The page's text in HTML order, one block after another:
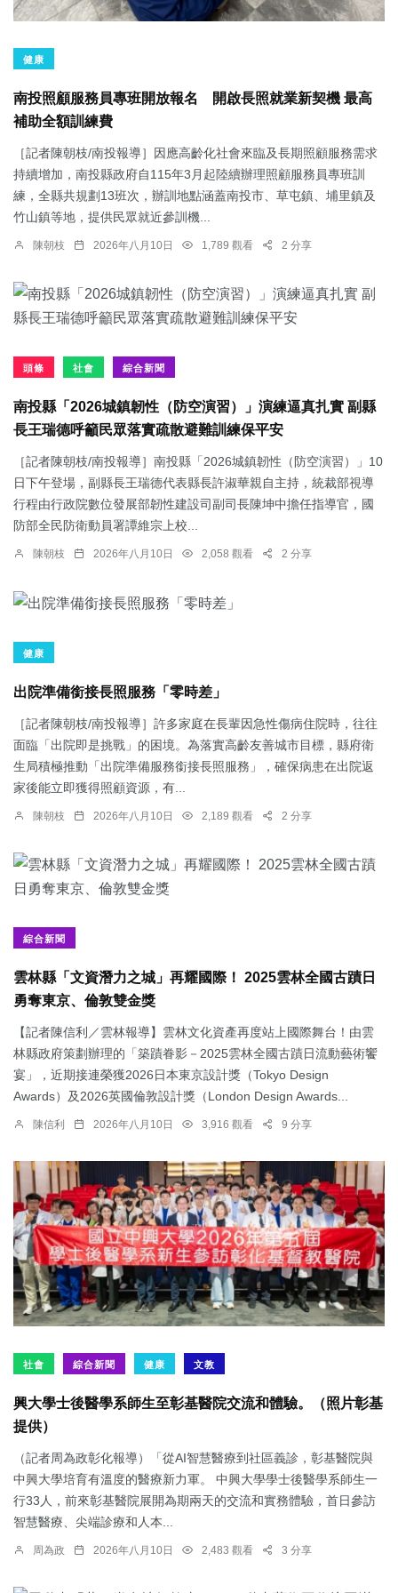
健康
南投照顧服務員專班開放報名 開啟長照就業新契機 最高
補助全額訓練費
［記者陳朝枝/南投報導］因應高齡化社會來臨及長期照顧服務需求
持續增加，南投縣政府自115年3月起陸續辦理照顧服務員專班訓
練，全縣共規劃13班次，辦訓地點涵蓋南投市、草屯鎮、埔里鎮及
竹山鎮等地，提供民眾就近參訓機...
陳朝枝 2026年八月10日 1,789 觀看 2 分享
頭條 社會 綜合新聞
南投縣「2026城鎮韌性（防空演習）」演練逼真扎實 副縣
長王瑞德呼籲民眾落實疏散避難訓練保平安
［記者陳朝枝/南投報導］南投縣「2026城鎮韌性（防空演習）」10
日下午登場，副縣長王瑞德代表縣長許淑華親自主持，統裁部視導
行程由行政院數位發展部韌性建設司副司長陳坤中擔任指導官，國
防部全民防衛動員署譚維宗上校...
陳朝枝 2026年八月10日 2,058 觀看 2 分享
健康
出院準備銜接長照服務「零時差」
［記者陳朝枝/南投報導］許多家庭在長輩因急性傷病住院時，往往
面臨「出院即是挑戰」的困境。為落實高齡友善城市目標，縣府衛
生局積極推動「出院準備服務銜接長照服務」，確保病患在出院返
家後能立即獲得照顧資源，有...
陳朝枝 2026年八月10日 2,189 觀看 2 分享
綜合新聞
雲林縣「文資潛力之城」再耀國際！ 2025雲林全國古蹟日
勇奪東京、倫敦雙金獎
【記者陳信利／雲林報導】雲林文化資產再度站上國際舞台！由雲
林縣政府策劃辦理的「築蹟眷影－2025雲林全國古蹟日流動藝術饗
宴」，近期接連榮獲2026日本東京設計獎（Tokyo Design
Awards）及2026英國倫敦設計獎（London Design Awards...
陳信利 2026年八月10日 3,916 觀看 9 分享
社會 綜合新聞 健康 文教
興大學士後醫學系師生至彰基醫院交流和體驗。（照片彰基
提供）
（記者周為政彰化報導）「從AI智慧醫療到社區義診，彰基醫院與
中興大學培育有溫度的醫療新力軍。 中興大學學士後醫學系師生一
行33人，前來彰基醫院展開為期兩天的交流和實務體驗，首日參訪
智慧醫療、尖端診療和人本...
周為政 2026年八月10日 2,483 觀看 3 分享